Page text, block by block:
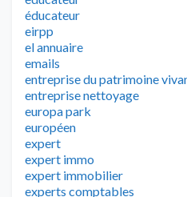
éducateur
eirpp
el annuaire
emails
entreprise du patrimoine
entreprise nettoyage
europa park
européen
expert
expert immo
expert immobilier
experts comptables